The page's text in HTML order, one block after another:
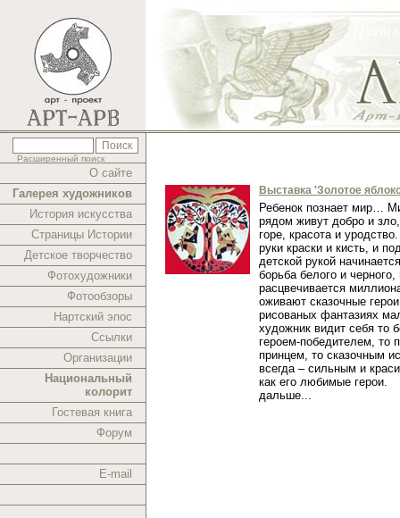
Расширенный поиск
О сайте
Галерея художников
История искусства
Страницы Истории
Детское творчество
Фотохудожники
Фотообзоры
Нартский эпос
Ссылки
Организации
Национальный
колорит
Гостевая книга
Форум
E-mail
Выставка 'Золотое
Ребенок познает мир…
рядом живут добро и
горе, красота и
руки краски и кисть, и
детской рукой
борьба белого и черного,
расцвечивается
оживают сказочные
рисованых фантазиях
художник видит себя то
героем-победителем, то
принцем, то сказочным
всегда – сильным и
как его любимые герои.
дальше...